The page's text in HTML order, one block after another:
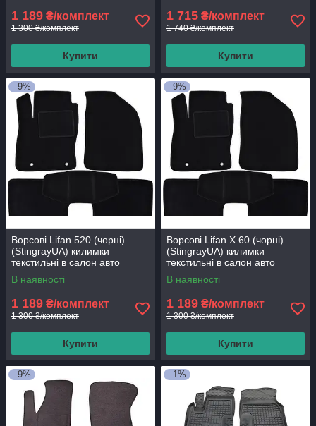
1 189 ₴/комплект
1 300 ₴/комплект
Купити
1 715 ₴/комплект
1 740 ₴/комплект
Купити
–9%
Ворсові Lifan 520 (чорні)
(StingrayUA) килимки
текстильні в салон авто
В наявності
1 189 ₴/комплект
1 300 ₴/комплект
Купити
–9%
Ворсові Lifan Х 60 (чорні)
(StingrayUA) килимки
текстильні в салон авто
В наявності
1 189 ₴/комплект
1 300 ₴/комплект
Купити
–9% –1%